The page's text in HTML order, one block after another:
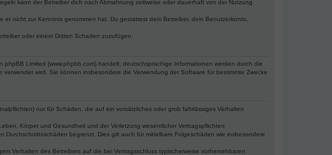
kann der Betreiber dich nach Abmahnung zeitweise oder dauerhaft von der Nutzung
nicht zur Kenntnis genommen hat. Du gestattest dem Betreiber, dein Benutzerkonto,
oder einem Dritten Schaden zuzufügen.
phpBB Limited (www.phpbb.com) handelt; deutschsprachige Informationen werden durch die
wird. Sie können insbesondere die Verwendung der Software für bestimmte Zwecke
nur für Schäden, die auf ein vorsätzliches oder grob fahrlässiges Verhalten
Körper und Gesundheit und der Verletzung wesentlicher Vertragspflichten
begrenzt. Dies gilt auch für mittelbare Folgeschäden wie insbesondere
Verhalten des Betreibers auf die bei Vertragsschluss typischerweise vorhersehbaren